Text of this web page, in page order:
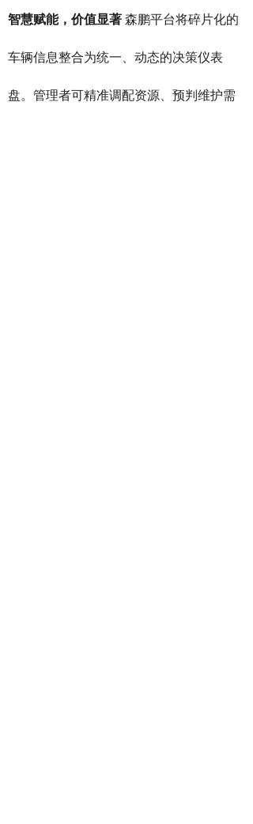
智慧赋能，价值显著森鹏平台将碎片化的
车辆信息整合为统一、动态的决策仪表
盘。管理者可精准调配资源、预判维护需